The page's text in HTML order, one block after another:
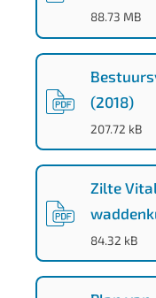
f
5
3
1
d
2
7
f
(
PDF
-
88.73 MB)
(2018)
(
PDF
-
207.72 kB)
Zilte
(
PDF
-
84.32 kB)